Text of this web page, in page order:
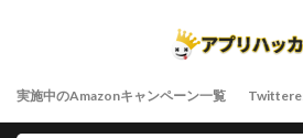
実施中のAmazonキャンペーン一覧